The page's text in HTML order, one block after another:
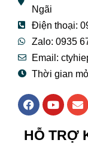
Ngãi
Điện thoại:
Zalo: 0935
Email:
Thời gian
F
a
e
b
Y
o
t
u
E
n
e
l
HỖ TRỢ